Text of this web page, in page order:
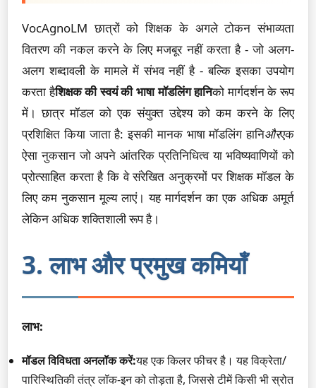
VocAgnoLM छात्रों को शिक्षक के अगले टोकन संभाव्यता
वितरण की नकल करने के लिए मजबूर नहीं करता है - जो अलग-
अलग शब्दावली के मामले में संभव नहीं है - बल्कि इसका उपयोग
करता हैशिक्षक की स्वयं की भाषा मॉडलिंग हानिको मार्गदर्शन के रूप
में। छात्र मॉडल को एक संयुक्त उद्देश्य को कम करने के लिए
प्रशिक्षित किया जाता है: इसकी मानक भाषा मॉडलिंग हानिऔरएक
ऐसा नुकसान जो अपने आंतरिक प्रतिनिधित्व या भविष्यवाणियों को
प्रोत्साहित करता है कि वे संरेखित अनुक्रमों पर शिक्षक मॉडल के
लिए कम नुकसान मूल्य लाएं। यह मार्गदर्शन का एक अधिक अमूर्त
लेकिन अधिक शक्तिशाली रूप है।
3. लाभ और प्रमुख कमियाँ
लाभ:
मॉडल विविधता अनलॉक करें:यह एक किलर फीचर है। यह विक्रेता/
पारिस्थितिकी तंत्र लॉक-इन को तोड़ता है, जिससे टीमें किसी भी स्रोत